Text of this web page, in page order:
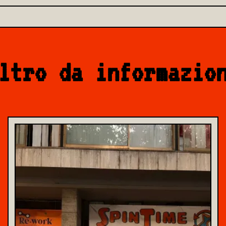
da